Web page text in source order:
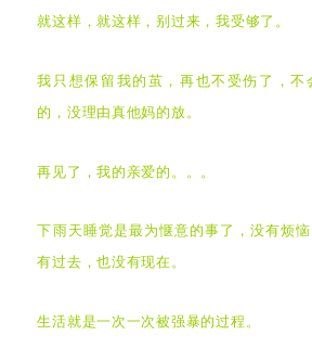
就这样，就这样，别过来，我受够了。
我只想保留我的茧，再也不受伤了，不
的，没理由真他妈的放。
再见了，我的亲爱的。。。
下雨天睡觉是最为惬意的事了，没有烦
有过去，也没有现在。
生活就是一次一次被强暴的过程。